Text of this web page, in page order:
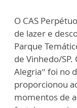
O CAS
de lazer e
Parque
de Vinhedo/
Alegria” foi no
proporcionou
momentos de